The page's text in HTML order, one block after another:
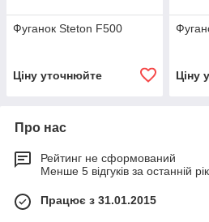
Фуганок Steton F500
Ціну уточнюйте Ціну
Про нас
Рейтинг не сформований
Менше 5 відгуків за останній рік
Працює з 31.01.2015